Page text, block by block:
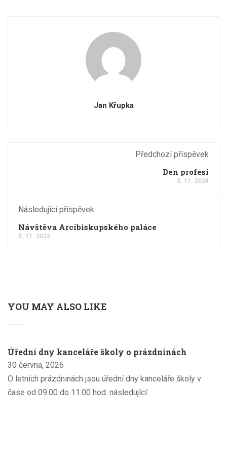
Jan Křupka
Předchozí příspěvek
Den profesí
5. 11. 2024
Následující příspěvek
Návštěva Arcibiskupského paláce
5. 11. 2024
YOU MAY ALSO LIKE
Úřední dny kanceláře školy o prázdninách
30 června, 2026
O letních prázdninách jsou úřední dny kanceláře školy v
čase od 09:00 do 11:00 hod. následující: